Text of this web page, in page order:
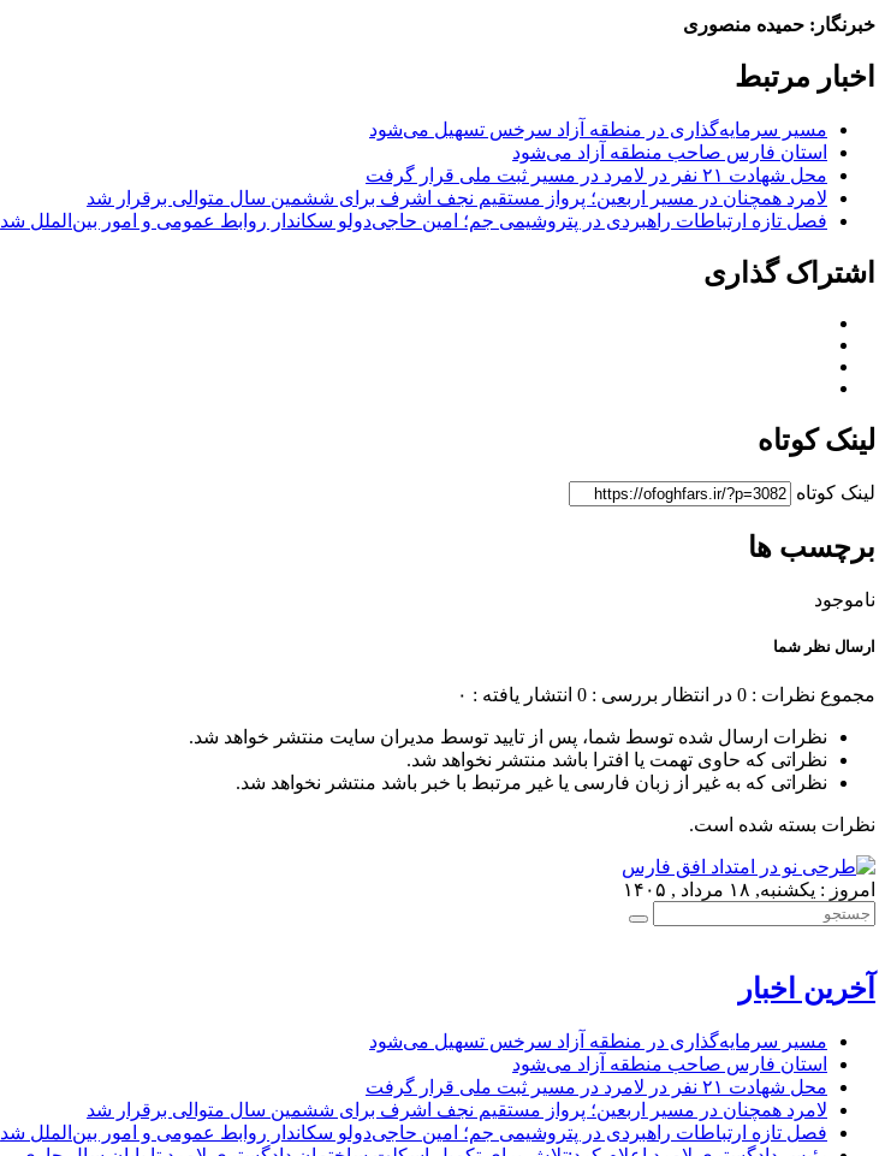
خبرنگار: حمیده منصوری
اخبار مرتبط
مسیر سرمایه‌گذاری در منطقه آزاد سرخس تسهیل می‌شود
استان فارس صاحب منطقه آزاد می‌شود
محل شهادت ۲۱ نفر در لامرد در مسیر ثبت ملی قرار گرفت
لامرد همچنان در مسیر اربعین؛ پرواز مستقیم نجف اشرف برای ششمین سال متوالی برقرار شد
فصل تازه ارتباطات راهبردی در پتروشیمی جم؛ امین حاجی‌دولو سکاندار روابط عمومی و امور بین‌الملل شد
اشتراک گذاری
لینک کوتاه
لینک کوتاه
برچسب ها
ناموجود
ارسال نظر شما
مجموع نظرات : 0 در انتظار بررسی : 0 انتشار یافته : ۰
نظرات ارسال شده توسط شما، پس از تایید توسط مدیران سایت منتشر خواهد شد.
نظراتی که حاوی تهمت یا افترا باشد منتشر نخواهد شد.
نظراتی که به غیر از زبان فارسی یا غیر مرتبط با خبر باشد منتشر نخواهد شد.
نظرات بسته شده است.
امروز : یکشنبه, ۱۸ مرداد , ۱۴۰۵
آخرین اخبار
مسیر سرمایه‌گذاری در منطقه آزاد سرخس تسهیل می‌شود
استان فارس صاحب منطقه آزاد می‌شود
محل شهادت ۲۱ نفر در لامرد در مسیر ثبت ملی قرار گرفت
لامرد همچنان در مسیر اربعین؛ پرواز مستقیم نجف اشرف برای ششمین سال متوالی برقرار شد
فصل تازه ارتباطات راهبردی در پتروشیمی جم؛ امین حاجی‌دولو سکاندار روابط عمومی و امور بین‌الملل شد